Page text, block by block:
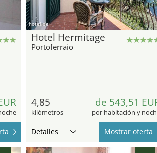
hotel.de
Hotel Hermitage
Portoferraio
4,85
kilómetros
de 543,51
por habitación y
Detalles Mostrar oferta